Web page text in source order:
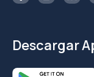
Descargar